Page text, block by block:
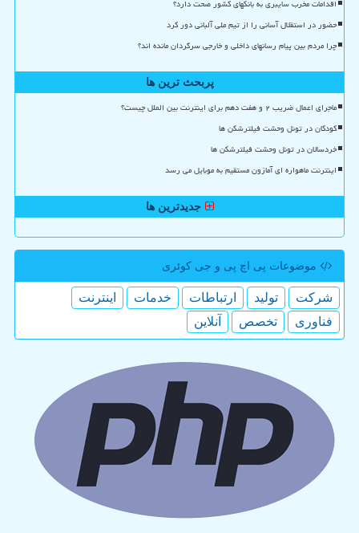
اقدامات مخرب سایبری به بانکهای کشور صحت دارد؟
حضور در استقلال آسانی را از تیم ملی آلبانی دور کرد
چرا مردم بین پیام رسانهای داخلی و خارجی سرگردان مانده اند؟
پربحث ترین ها
ماجرای اعمال ضریب ۲ و هفت دهم برای اینترنت بین الملل چیست؟
کودکان در تونل وحشت فیلترشکن ها
خردسالان در تونل وحشت فیلترشکن ها
اینترنت ماهواره ای آمازون مستقیم به موبایل می رسد
جدیدترین ها
موضوعات پی اچ پی و جی كوئری
شركت تولید ارتباطات خدمات
اینترنت
فناوری
تخصص آنلاین